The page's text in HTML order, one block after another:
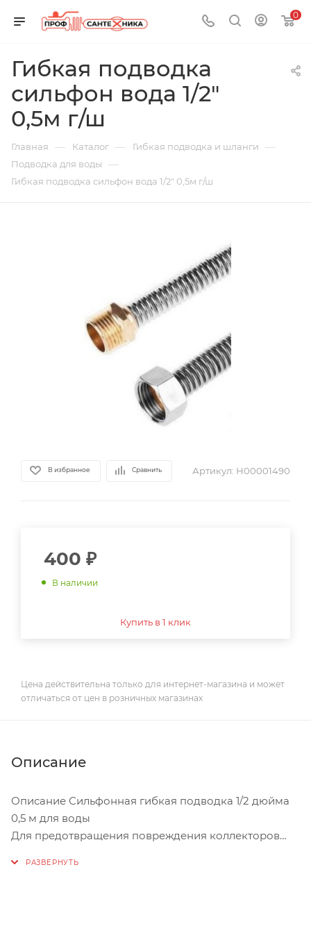
0
Гибкая подводка
сильфон вода 1/2"
0,5м г/ш
Главная — Каталог — Гибкая подводка и шланги —
Подводка для воды —
Гибкая подводка сильфон вода 1/2" 0,5м г/ш
В избранное Сравнить Артикул: Н00001490
400 ₽
В наличии
Купить в 1 клик
Цена действительна только для интернет-магазина и может
отличаться от цен в розничных магазинах
Описание
Описание Сильфонная гибкая подводка 1/2 дюйма
0,5 м для воды
Для предотвращения повреждения коллекторов